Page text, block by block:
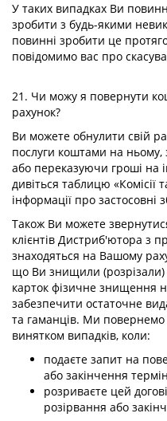
У таких випадках Ви
зробити з будь-якими
повинні зробити це
повідомимо вас про
21. Чи можу я повернути
рахунок?
Ви можете обнулити свій
послуги коштами на ньому,
або переказуючи гроші на
дивіться таблицю «Комісії
інформації про застосовні
Також Ви можете
клієнтів Дистриб'ютора з
знаходяться на Вашому
що Ви знищили
карток фізичне знищення
забезпечити остаточне
та гаманців. Ми
винятком випадків, коли:
подаєте запит на
або закінчення
розриваєте цей
розірвання або